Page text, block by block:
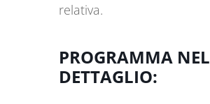
relativa.
PROGRAMMA NEL
DETTAGLIO: